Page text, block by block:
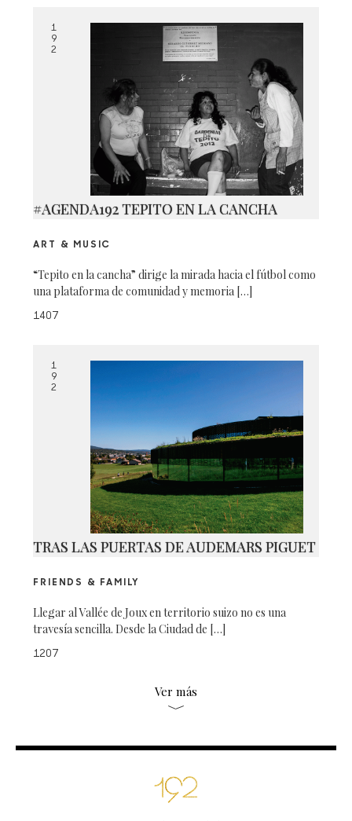
1
9
2
#AGENDA192 TEPITO EN LA CANCHA
ART & MUSIC
“Tepito en la cancha” dirige la mirada hacia el fútbol como
una plataforma de comunidad y memoria […]
1407
1
9
2
TRAS LAS PUERTAS DE AUDEMARS PIGUET
FRIENDS & FAMILY
Llegar al Vallée de Joux en territorio suizo no es una
travesía sencilla. Desde la Ciudad de […]
1207
Ver más